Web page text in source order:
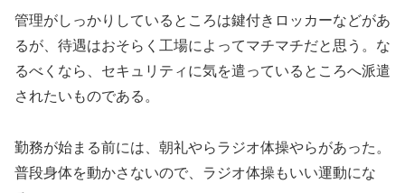
管理がしっかりしているところは鍵付きロッカーなどがあ
るが、待遇はおそらく工場によってマチマチだと思う。な
るべくなら、セキュリティに気を遣っているところへ派遣
されたいものである。
勤務が始まる前には、朝礼やらラジオ体操やらがあった。
普段身体を動かさないので、ラジオ体操もいい運動にな